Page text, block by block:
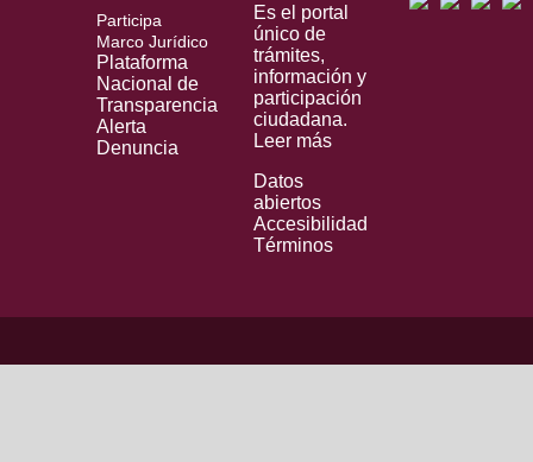
Participa
Marco Jurídico
Plataforma
Nacional de
Transparencia
Alerta
Denuncia
Es el portal
único de
trámites,
información y
participación
ciudadana.
Leer más
Datos
abiertos
Accesibilidad
Términos